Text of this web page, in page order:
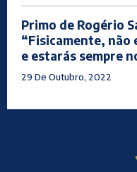
Primo de Rogério
“Fisicamente, não
e estarás sempre
29 De Outubro, 2022